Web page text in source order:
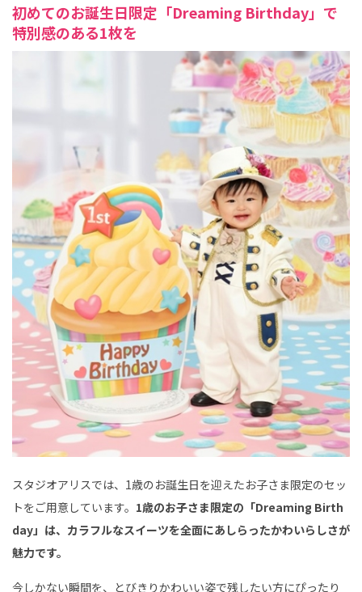
初めてのお誕生日限定「Dreaming Birthday」で
特別感のある1枚を
スタジオアリスでは、1歳のお誕生日を迎えたお子さま限定のセッ
トをご用意しています。 1歳のお子さま限定の「Dreaming Birth
day」は、カラフルなスイーツを全面にあしらったかわいらしさが
魅力です。
今しかない瞬間を、とびきりかわいい姿で残したい方にぴったり